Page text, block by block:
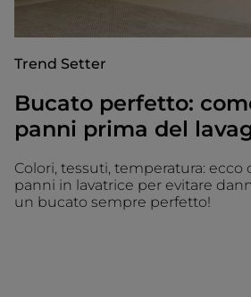
Trend Setter
Bucato perfetto:
panni prima del
Colori, tessuti, temperatura: ecco
panni in lavatrice per evitare
un bucato sempre perfetto!